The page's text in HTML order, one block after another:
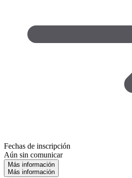
Fechas de inscripción
Aún sin comunicar
Más información
Más información